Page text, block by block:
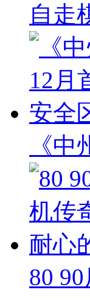
自走
《
80